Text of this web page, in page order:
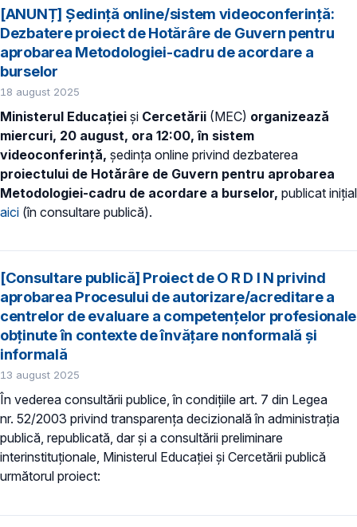
[ANUNȚ] Ședință online/sistem videoconferință:
Dezbatere proiect de Hotărâre de Guvern pentru
aprobarea Metodologiei-cadru de acordare a
burselor
18 august 2025
Ministerul Educației și Cercetării (MEC) organizează
miercuri, 20 august, ora 12:00, în sistem
videoconferință, ședința online privind dezbaterea
proiectului de Hotărâre de Guvern pentru aprobarea
Metodologiei-cadru de acordare a burselor, publicat inițial
aici (în consultare publică).
[Consultare publică] Proiect de O R D I N privind
aprobarea Procesului de autorizare/acreditare a
centrelor de evaluare a competențelor profesionale
obținute în contexte de învățare nonformală și
informală
13 august 2025
În vederea consultării publice, în condiţiile art. 7 din Legea
nr. 52/2003 privind transparenţa decizională în administraţia
publică, republicată, dar și a consultării preliminare
interinstituționale, Ministerul Educaţiei și Cercetării publică
următorul proiect: